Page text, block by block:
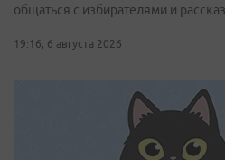
общаться с избирателями и
19:16, 6 августа 2026